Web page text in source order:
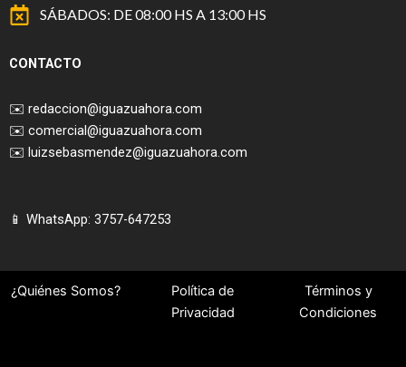
SÁBADOS: DE 08:00 HS A 13:00 HS
CONTACTO
✉️ redaccion@iguazuahora.com
✉️ comercial@iguazuahora.com
✉️ luizsebasmendez@iguazuahora.com
📱 WhatsApp: 3757-647253
¿Quiénes Somos?
Política de
Privacidad
Términos y
Condiciones